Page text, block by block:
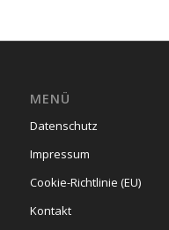
MENÜ
Datenschutz
Impressum
Cookie-Richtlinie (EU)
Kontakt